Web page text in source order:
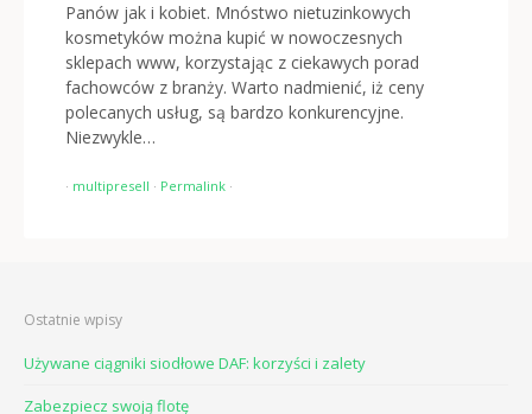
Panów jak i kobiet. Mnóstwo nietuzinkowych
kosmetyków można kupić w nowoczesnych
sklepach www, korzystając z ciekawych porad
fachowców z branży. Warto nadmienić, iż ceny
polecanych usług, są bardzo konkurencyjne.
Niezwykle…
· multipresell · Permalink ·
Ostatnie wpisy
Używane ciągniki siodłowe DAF: korzyści i zalety
Zabezpiecz swoją flotę